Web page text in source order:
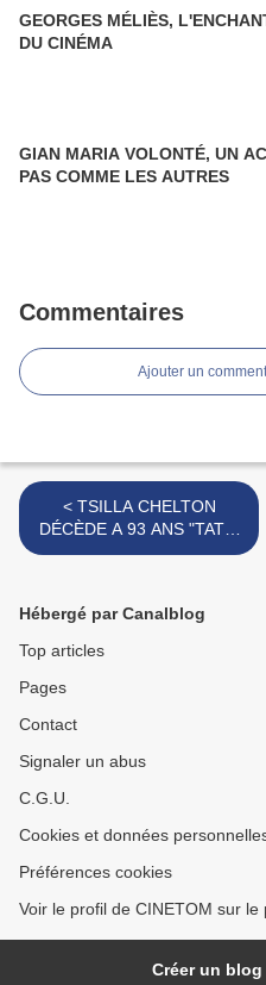
GEORGES MÉLIÈS,
DU CINÉMA
GIAN MARIA VOLONTÉ, UN
PAS COMME LES AUTRES
Commentaires
Ajouter un
< TSILLA CHELTON
DÉCÈDE A 93 ANS "TATIE
DANIELLE"
Hébergé par Canalblog
Top articles
Pages
Contact
Signaler un abus
C.G.U.
Cookies et données
Préférences cookies
Voir le profil de CINETOM sur le
Créer un